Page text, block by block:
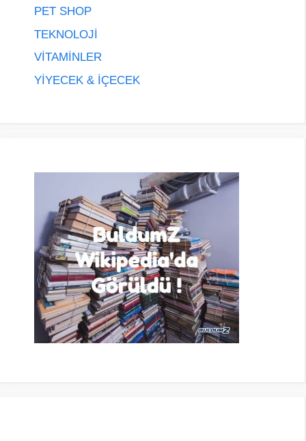
PET SHOP
TEKNOLOJİ
VİTAMİNLER
YİYECEK & İÇECEK